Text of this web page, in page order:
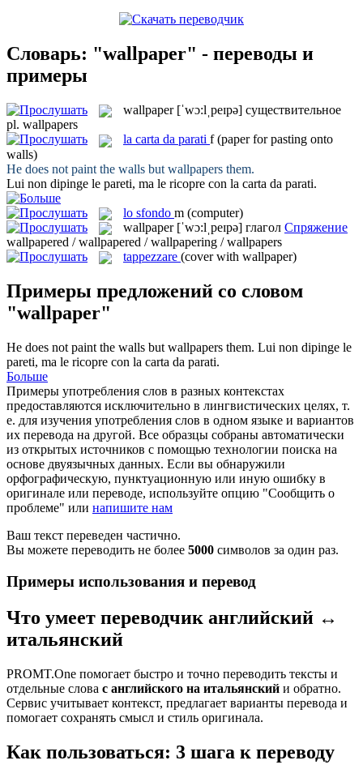
Словарь: "wallpaper" - переводы и
примеры
wallpaper [ˈwɔ:lˌpeɪpə] существительное
pl. wallpapers
la carta da parati f (paper for pasting onto
walls)
He does not paint the walls but wallpapers them.
Lui non dipinge le pareti, ma le ricopre con la carta da parati.
lo sfondo m (computer)
wallpaper [ˈwɔ:lˌpeɪpə] глагол Спряжение
wallpapered / wallpapered / wallpapering / wallpapers
tappezzare (cover with wallpaper)
Примеры предложений со словом
"wallpaper"
He does not paint the walls but wallpapers them. Lui non dipinge le
pareti, ma le ricopre con la carta da parati.
Больше
Примеры употребления слов в разных контекстах
предоставляются исключительно в лингвистических целях, т.
е. для изучения употребления слов в одном языке и вариантов
их перевода на другой. Все образцы собраны автоматически
из открытых источников с помощью технологии поиска на
основе двуязычных данных. Если вы обнаружили
орфографическую, пунктуационную или иную ошибку в
оригинале или переводе, используйте опцию "Сообщить о
проблеме" или напишите нам
Ваш текст переведен частично.
Вы можете переводить не более 5000 символов за один раз.
Примеры использования и перевод
Что умеет переводчик английский ↔
итальянский
PROMT.One помогает быстро и точно переводить тексты и
отдельные слова с английского на итальянский и обратно.
Сервис учитывает контекст, предлагает варианты перевода и
помогает сохранять смысл и стиль оригинала.
Как пользоваться: 3 шага к переводу